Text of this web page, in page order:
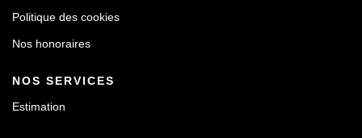
Politique des cookies
Nos honoraires
NOS SERVICES
Estimation